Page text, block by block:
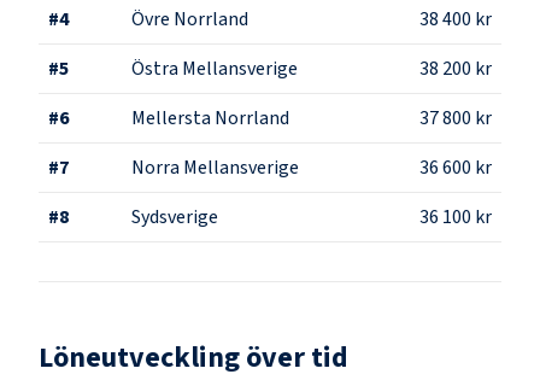
#4 Övre Norrland
38 400 kr
#5 Östra Mellansverige
38 200 kr
#6 Mellersta Norrland
37 800 kr
#7 Norra Mellansverige
36 600 kr
#8 Sydsverige 36 100 kr
Löneutveckling över tid